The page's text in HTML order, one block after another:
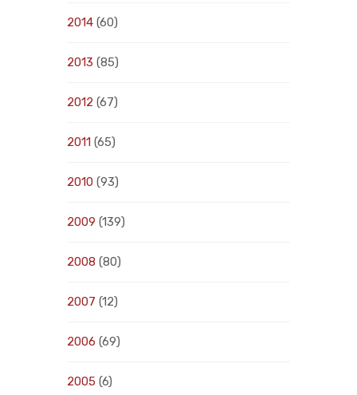
2014 (60)
2013 (85)
2012 (67)
2011 (65)
2010 (93)
2009 (139)
2008 (80)
2007 (12)
2006 (69)
2005 (6)